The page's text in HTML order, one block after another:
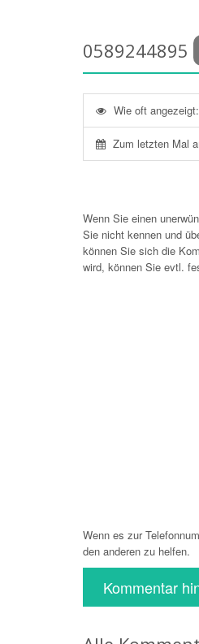
0589244895
Wie oft angezeigt:
Zum letzten Mal
Wenn Sie einen
Sie nicht kennen und
können Sie sich die
wird, können Sie evtl.
Wenn es zur
den anderen zu helfen.
Kommentar